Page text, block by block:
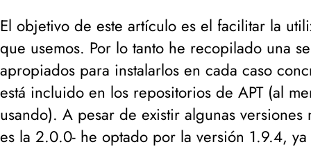
El objetivo de este artículo es el facilitar la
que usemos. Por lo tanto he recopilado una
apropiados para instalarlos en cada caso
está incluido en los repositorios de APT (al
usando). A pesar de existir algunas
es la 2.0.0- he optado por la versión 1.9.4,